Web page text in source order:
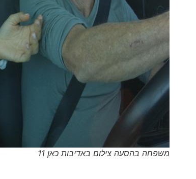
משפחה בהסעה צילום באדיבות כאן 11